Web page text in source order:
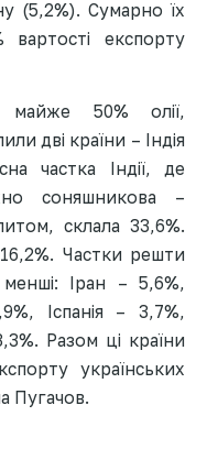
(5,2%). Сумарно їх
вартості експорту
50% олії,
дві країни – Індія
частка Індії, де
соняшникова –
склала 33,6%.
Частки решти
Іран – 5,6%,
Іспанія – 3,7%,
Разом ці країни
українських
Пугачов.